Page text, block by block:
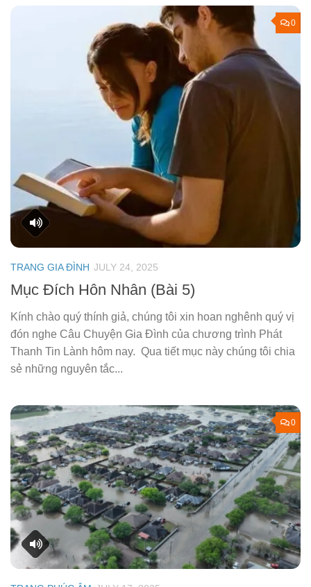
0
TRANG GIA ĐÌNH JULY 24, 2025
Mục Đích Hôn Nhân (Bài 5)
Kính chào quý thính giả, chúng tôi xin hoan nghênh quý vị
đón nghe Câu Chuyện Gia Đình của chương trình Phát
Thanh Tin Lành hôm nay. Qua tiết mục này chúng tôi chia
sẻ những nguyên tắc...
0